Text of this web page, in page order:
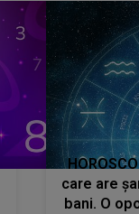
care are
bani. O